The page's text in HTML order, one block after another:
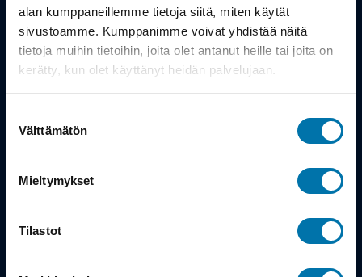
alan kumppaneillemme tietoja siitä, miten käytät
sivustoamme. Kumppanimme voivat yhdistää näitä
tietoja muihin tietoihin, joita olet antanut heille tai joita on
kerätty, kun olet käyttänyt heidän palvelujaan.
valinta
Välttämätön
Mieltymykset
Tilastot
Toimitus
Takuu ja palautukset